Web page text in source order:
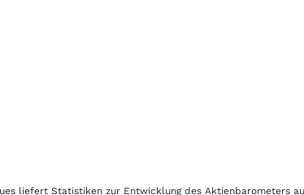
liefert Statistiken zur Entwicklung des Aktienbarometers